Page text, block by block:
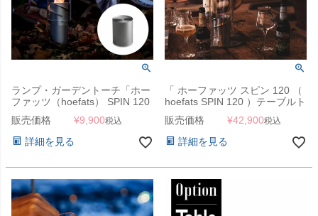
ランプ・ガーデントーチ「ホー
ファッツ（hoefats） SPIN 120
専用 スタンド延長 エレベーシ
ョン」
販売価格 ¥9,900税込
詳細を見る
「 ホーファッツ スピン 120 （
hoefats SPIN 120 ）テーブルト
ップ ランタン 」 ランプ・ガー
デントーチ
販売価格 ¥42,900税込
詳細を見る